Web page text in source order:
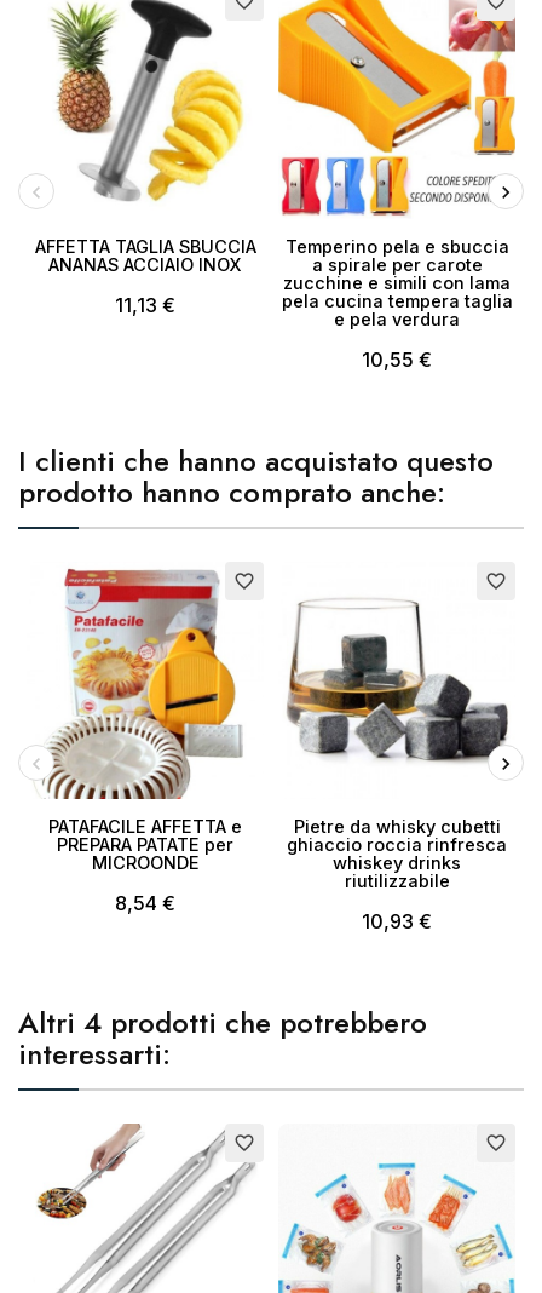
AFFETTA TAGLIA SBUCCIA
ANANAS ACCIAIO INOX
11,13 €
Temperino pela e sbuccia
a spirale per carote
zucchine e simili con lama
pela cucina tempera taglia
e pela verdura
10,55 €
I clienti che hanno acquistato questo
prodotto hanno comprato anche:
favorite_border
PATAFACILE AFFETTA e
PREPARA PATATE per
MICROONDE
8,54 €
favorite_border
Pietre da whisky cubetti
ghiaccio roccia rinfresca
whiskey drinks
riutilizzabile
10,93 €
Altri 4 prodotti che potrebbero
interessarti:
favorite_border favorite_border
Annulla Crea lista dei desideri